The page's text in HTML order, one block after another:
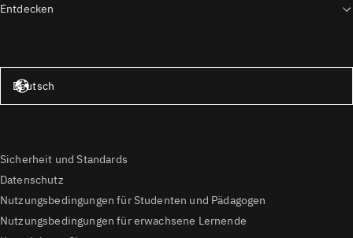
Entdecken
Deutsch
Sicherheit und Standards
Datenschutz
Nutzungsbedingungen für Studenten und Pädagogen
Nutzungsbedingungen für erwachsene Lernende